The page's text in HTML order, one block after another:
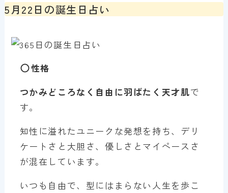
5月22日の誕生日占い
性格
つかみどころなく自由に羽ばたく天才肌で
す。
知性に溢れたユニークな発想を持ち、デリ
ケートさと大胆さ、優しさとマイペースさ
が混在しています。
いつも自由で、型にはまらない人生を歩こ